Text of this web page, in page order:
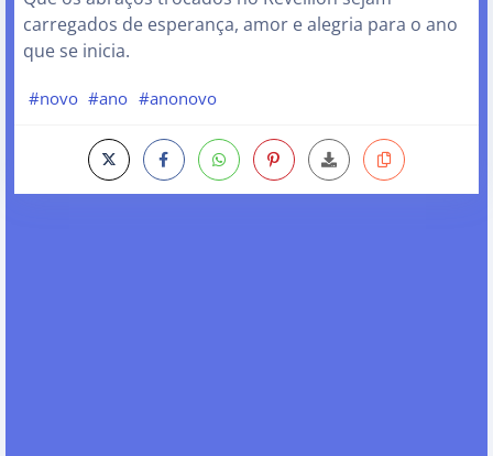
carregados de esperança, amor e alegria para o ano
que se inicia.
#novo #ano #anonovo